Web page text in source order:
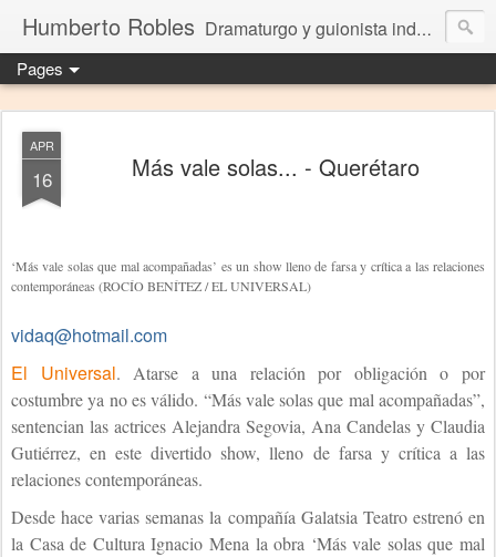
Humberto Robles Dramaturgo y guionista independiente
Pages
APR
16 Más vale solas... - Querétaro
‘Más vale solas que mal acompañadas’ es un show lleno de farsa y crítica a las relaciones
contemporáneas (ROCÍO BENÍTEZ / EL UNIVERSAL)
vidaq@hotmail.com
El Universal. Atarse a una relación por obligación o por
costumbre ya no es válido. “Más vale solas que mal acompañadas”,
sentencian las actrices Alejandra Segovia, Ana Candelas y Claudia
Gutiérrez, en este divertido show, lleno de farsa y crítica a las
relaciones contemporáneas.
Desde hace varias semanas la compañía Galatsia Teatro estrenó en
la Casa de Cultura Ignacio Mena la obra ‘Más vale solas que mal